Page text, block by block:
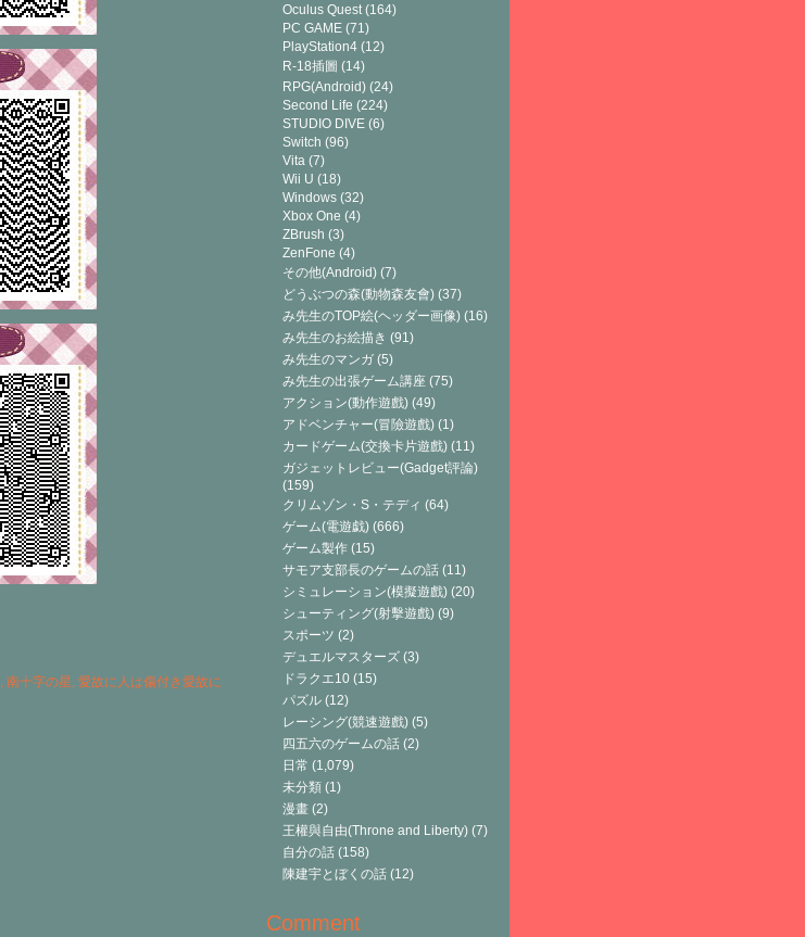
, 南十字の星, 愛故に人は傷付き愛故に
Oculus Quest(164)
PC GAME (71)
PlayStation4 (12)
R-18插圖 (14)
RPG(Android) (24)
Second Life (224)
STUDIO DIVE (6)
Switch (96)
Vita (7)
Wii U (18)
Windows (32)
Xbox One (4)
ZBrush (3)
ZenFone (4)
その他(Android) (7)
どうぶつの森(動物森友會) (37)
み先生のTOP絵(ヘッダー画像) (16)
み先生のお絵描き (91)
み先生のマンガ (5)
み先生の出張ゲーム講座 (75)
アクション(動作遊戲) (49)
アドベンチャー(冒險遊戲) (1)
カードゲーム(交換卡片遊戲) (11)
ガジェットレビュー(Gadget評論)
(159)
クリムゾン・S・テディ (64)
ゲーム(電遊戯) (666)
ゲーム製作 (15)
サモア支部長のゲームの話 (11)
シミュレーション(模擬遊戲) (20)
シューティング(射擊遊戲) (9)
スポーツ (2)
デュエルマスターズ (3)
ドラクエ10 (15)
パズル (12)
レーシング(競速遊戲) (5)
四五六のゲームの話 (2)
日常 (1,079)
未分類 (1)
漫畫 (2)
王權與自由(Throne and Liberty) (7)
自分の話 (158)
陳建宇とぼくの話 (12)
Comment